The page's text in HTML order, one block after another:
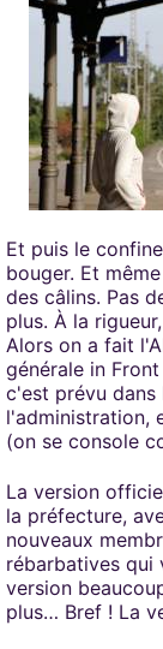
Et puis le
bouger. Et
des câlins. Pas
plus. À la
Alors on a fait
générale in
c'est prévu dans
l'administration,
(on se console
La version
la préfecture,
nouveaux
rébarbatives qui
version
plus… Bref ! La